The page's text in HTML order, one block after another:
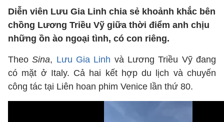
Diễn viên Lưu Gia Linh chia sẻ khoảnh khắc bên
chồng Lương Triều Vỹ giữa thời điểm anh chịu
những ồn ào ngoại tình, có con riêng.
TheoSina, Lưu Gia Linh và Lương Triều Vỹ đang
có mặt ở Italy. Cả hai kết hợp du lịch và chuyến
công tác tại Liên hoan phim Venice lần thứ 80.